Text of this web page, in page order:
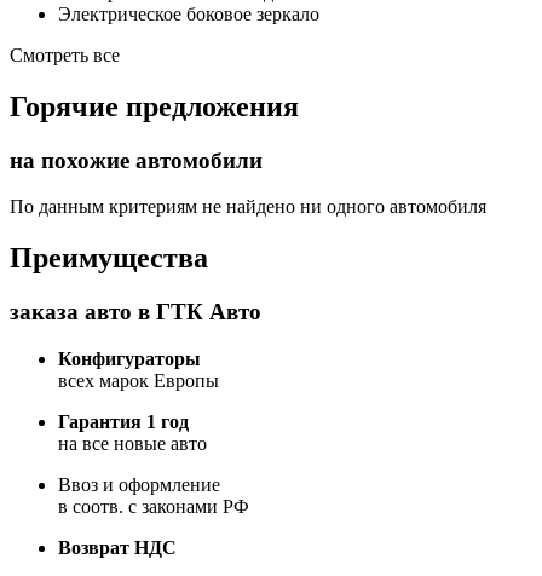
Электрическое боковое зеркало
Смотреть все
Горячие предложения
на похожие автомобили
По данным критериям не найдено ни одного автомобиля
Преимущества
заказа авто в ГТК Авто
Конфигураторы
всех марок Европы
Гарантия 1 год
на все новые авто
Ввоз и оформление
в соотв. с законами РФ
Возврат НДС